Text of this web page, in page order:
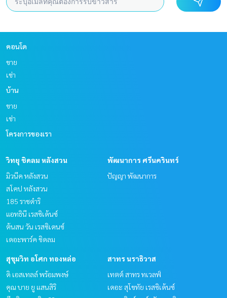
คอนโด
ขาย
เช่า
บ้าน
ขาย
เช่า
โครงการของเรา
วิทยุ ชิดลม หลังสวน
มิวนีค หลังสวน
สโคป หลังสวน
185 ราชดำริ
แอทธินี เรสซิเด้นซ์
ต้นสน วัน เรสซิเดนซ์
เดอะพาร์ค ชิดลม
พัฒนาการ ศรีนครินทร์
ปัญญา พัฒนาการ
สุขุมวิท อโศก ทองหล่อ
ดิ เอสเทลล์ พร้อมพงษ์
คุณ บาย ยู แสนสิริ
สาทร นราธิวาส
เทตต์ สาทร ทเวลฟ์
เดอะ สุโขทัย เรสซิเด้นซ์